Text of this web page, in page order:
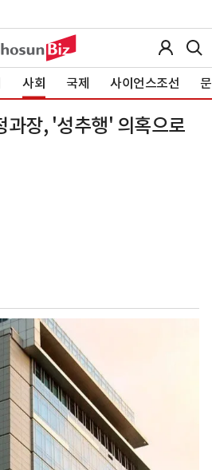
사회 국제 사이언스조선
과장, '성추행' 의혹으로